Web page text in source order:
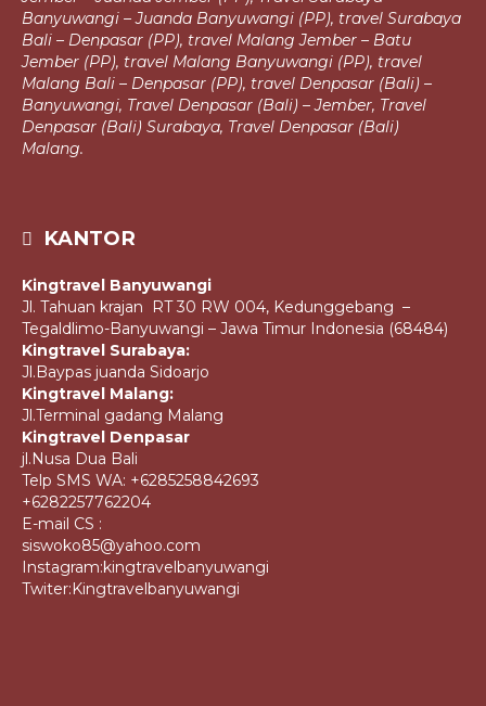
Banyuwangi – Juanda Banyuwangi (PP), travel Surabaya
Bali – Denpasar (PP), travel Malang Jember – Batu
Jember (PP), travel Malang Banyuwangi (PP), travel
Malang Bali – Denpasar (PP), travel Denpasar (Bali) –
Banyuwangi, Travel Denpasar (Bali) – Jember, Travel
Denpasar (Bali) Surabaya, Travel Denpasar (Bali)
Malang.
KANTOR
Kingtravel Banyuwangi
Jl. Tahuan krajan RT 30 RW 004, Kedunggebang –
Tegaldlimo-Banyuwangi – Jawa Timur Indonesia (68484)
Kingtravel Surabaya:
Jl.Baypas juanda Sidoarjo
Kingtravel Malang:
Jl.Terminal gadang Malang
Kingtravel Denpasar
jl.Nusa Dua Bali
Telp SMS WA: +6285258842693
+6282257762204
E-mail CS :
siswoko85@yahoo.com
Instagram:kingtravelbanyuwangi
Twiter:Kingtravelbanyuwangi